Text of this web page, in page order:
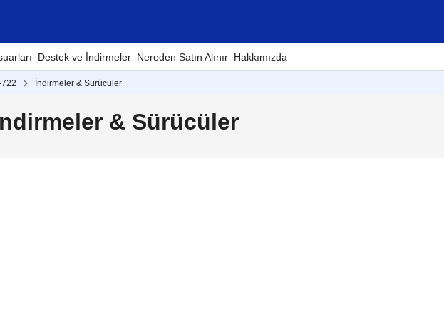
Destek ve İndirmeler Nereden Satın Alınır Hakkımızda
722 İndirmeler & Sürücüler
& Sürücüler